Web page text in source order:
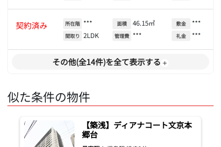
契約済み 所在階 ***
間取り 2LDK
面積 46.15㎡
管理費 ***
敷金 ***
礼金 ***
その他(全14件)を全て表示する
似た条件の物件
【築浅】ディアナコート文京本
郷台